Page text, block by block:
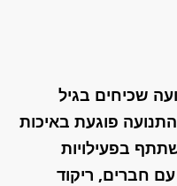
שכיחים בגיל
פוגעת באיכות
בפעילויות
עם חברים, ריקוד